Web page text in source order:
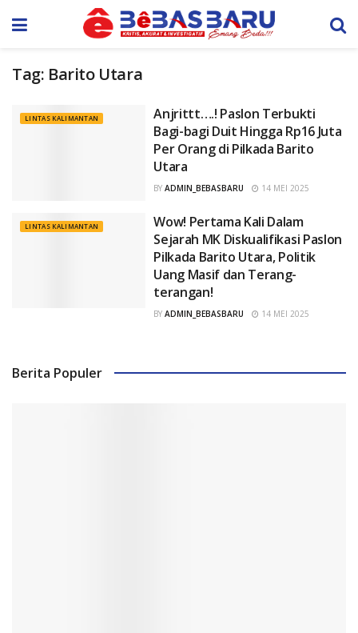
Tag: Barito Utara
LINTAS KALIMANTAN
Anjrittt….! Paslon Terbukti
Bagi-bagi Duit Hingga Rp16 Juta
Per Orang di Pilkada Barito
Utara
BY ADMIN_BEBASBARU 14 MEI 2025
LINTAS KALIMANTAN
Wow! Pertama Kali Dalam
Sejarah MK Diskualifikasi Paslon
Pilkada Barito Utara, Politik
Uang Masif dan Terang-
terangan!
BY ADMIN_BEBASBARU 14 MEI 2025
Berita Populer